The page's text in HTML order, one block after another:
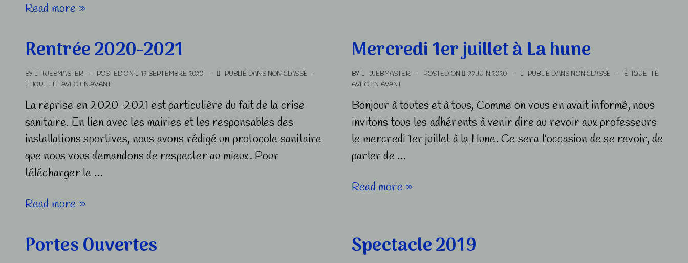
Portes
2021
Read more »
Rentrée 2020-2021
BY WEBMASTER POSTED ON 17 SEPTEMBRE 2020 PUBLIÉ DANS NON CLASSÉ
ÉTIQUETTÉ AVEC EN AVANT
La reprise en 2020-2021 est particulière du fait de la crise
sanitaire. En lien avec les mairies et les responsables des
installations sportives, nous avons rédigé un protocole sanitaire
que nous vous demandons de respecter au mieux. Pour
télécharger le …
Rentrée
2021
Read more »
Mercredi 1er juillet à La hune
BY WEBMASTER POSTED ON 27 JUIN 2020 PUBLIÉ DANS NON CLASSÉ
ÉTIQUETTÉ
AVEC EN AVANT
Bonjour à toutes et à tous, Comme on vous en avait informé, nous
invitons tous les adhérents à venir dire au revoir aux professeurs
le mercredi 1er juillet à la Hune. Ce sera l’occasion de se revoir, de
parler de …
Mercredi
à
La
Read more »
Portes Ouvertes Spectacle 2019